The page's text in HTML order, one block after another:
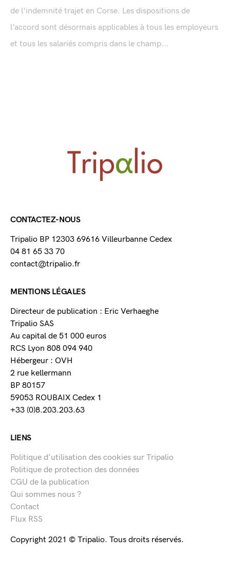
de l'indemnité trajet en Corse. Les dispositions de
l’accord sont désormais applicables à tous les employeurs
et tous les salariés compris dans le champ...
CONTACTEZ-NOUS
Tripalio BP 12303 69616 Villeurbanne Cedex
04 81 65 33 70
contact@tripalio.fr
MENTIONS LÉGALES
Directeur de publication : Eric Verhaeghe
Tripalio SAS
Au capital de 51 000 euros
RCS Lyon 808 094 940
Hébergeur : OVH
2 rue kellermann
BP 80157
59053 ROUBAIX Cedex 1
+33 (0)8.203.203.63
LIENS
Politique d’utilisation des cookies sur Tripalio
Politique de protection des données
CGU de la publication
Qui sommes nous ?
Contact
Flux RSS
Copyright 2021 © Tripalio. Tous droits réservés.